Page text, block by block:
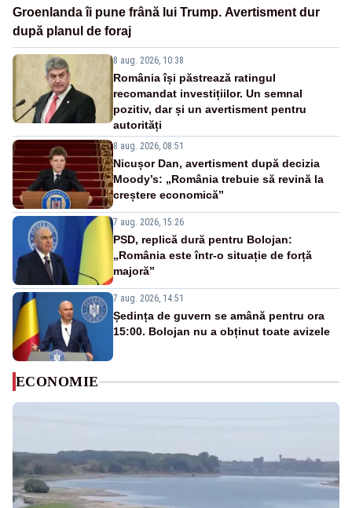
Groenlanda îi pune frână lui Trump. Avertisment dur
după planul de foraj
8 aug. 2026, 10:38
România își păstrează ratingul
recomandat investițiilor. Un semnal
pozitiv, dar și un avertisment pentru
autorități
8 aug. 2026, 08:51
Nicușor Dan, avertisment după decizia
Moody’s: „România trebuie să revină la
creștere economică”
7 aug. 2026, 15:26
PSD, replică dură pentru Bolojan:
„România este într-o situație de forță
majoră”
7 aug. 2026, 14:51
Ședința de guvern se amână pentru ora
15:00. Bolojan nu a obținut toate avizele
ECONOMIE